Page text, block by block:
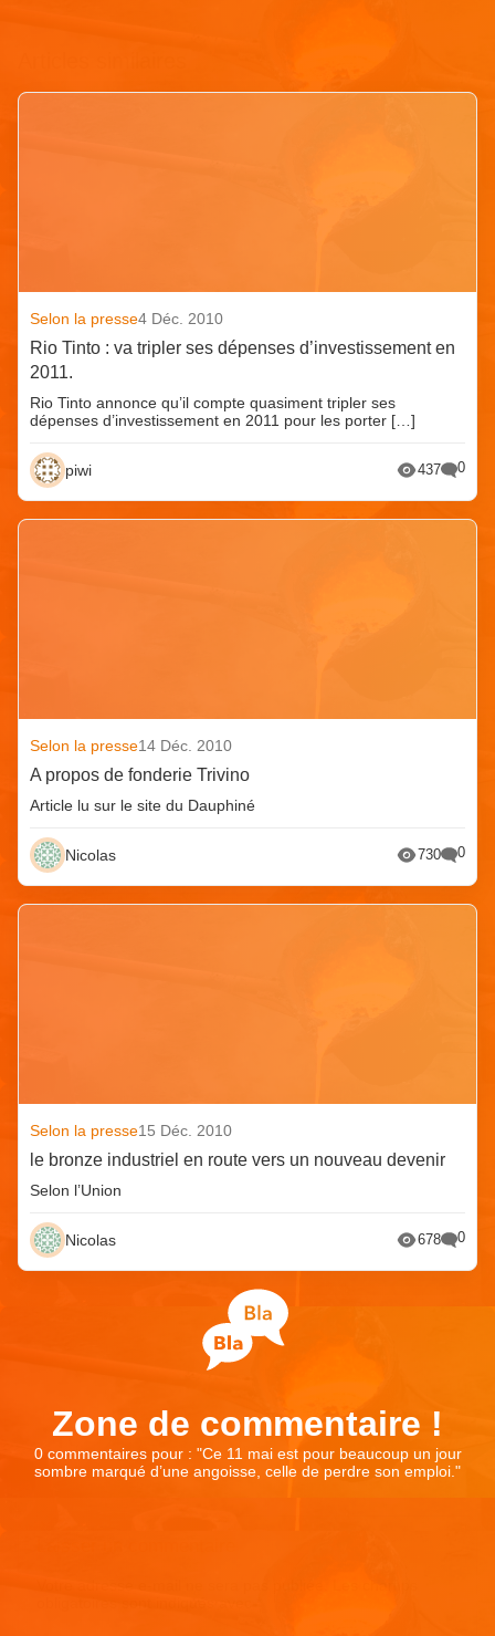
Selon la presse4 Déc. 2010
Rio Tinto : va tripler ses dépenses d’investissement en
2011.
Rio Tinto annonce qu’il compte quasiment tripler ses
dépenses d’investissement en 2011 pour les porter […]
piwi 437 0
Selon la presse14 Déc. 2010
A propos de fonderie Trivino
Article lu sur le site du Dauphiné
Nicolas 730 0
Selon la presse15 Déc. 2010
le bronze industriel en route vers un nouveau devenir
Selon l’Union
Nicolas 678 0
Zone de commentaire !
0 commentaires pour : "Ce 11 mai est pour beaucoup un jour
sombre marqué d’une angoisse, celle de perdre son emploi. "